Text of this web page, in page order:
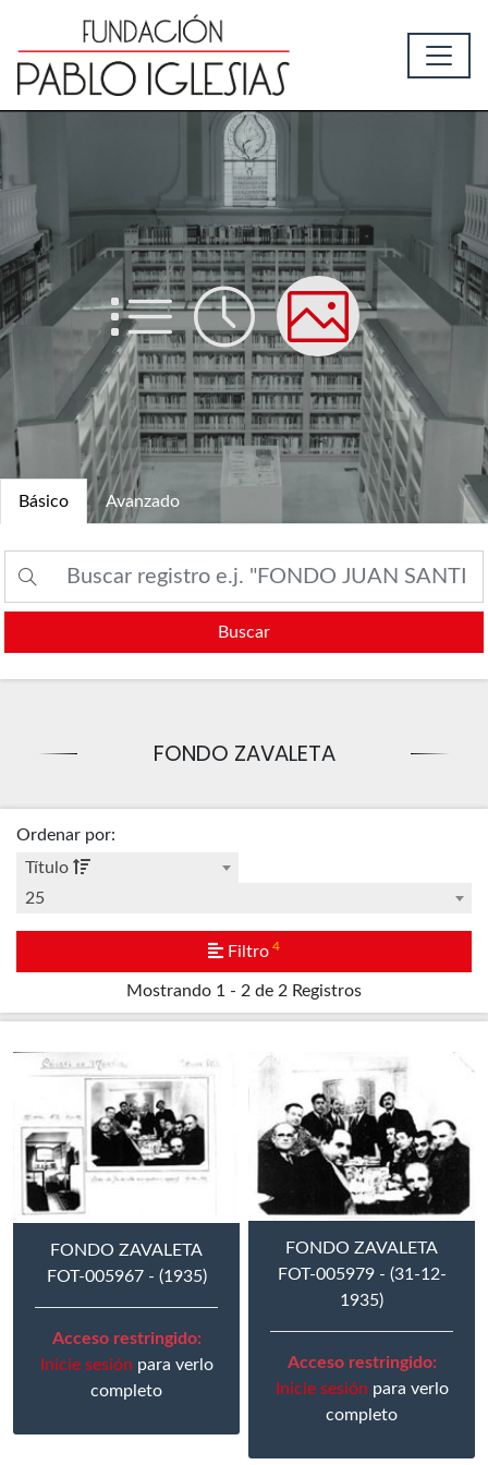
List Time Picture
Básico Avanzado
Buscar
FONDO ZAVALETA
Mostrando 1 - 2 de 2 Registros
Ordenar por:
Título
25
Filtro 4
FONDO ZAVALETA
FOT-005967 - (1935)
Acceso restringido:
Inicie sesión para verlo
completo
FONDO ZAVALETA
FOT-005979 - (31-12-
1935)
Acceso restringido:
Inicie sesión para verlo
completo